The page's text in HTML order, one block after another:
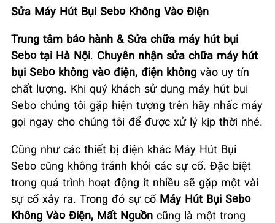
Sửa Máy Hút Bụi Sebo Không Vào Điện
Trung tâm bảo hành & Sửa chữa máy hút bụi
Sebo tại Hà Nội. Chuyên nhận sửa chữa máy hút
bụi Sebo không vào điện, điện không vào uy tín
chất lượng. Khi quý khách sử dụng máy hút bụi
Sebo chúng tôi gặp hiện tượng trên hãy nhấc máy
gọi ngay cho chúng tôi để được xử lý kịp thời nhé.
Cũng như các thiết bị điện khác Máy Hút Bụi
Sebo cũng không tránh khỏi các sự cố. Đặc biệt
trong quá trình hoạt động ít nhiều sẽ gặp một vài
sự cố xảy ra. Trong đó sự cố Máy Hút Bụi Sebo
Không Vào Điện, Mất Nguồn cũng là một trong